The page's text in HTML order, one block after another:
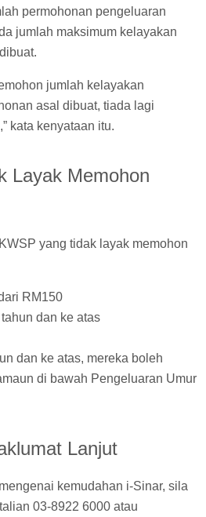
permohonan pengeluaran
jumlah maksimum kelayakan
jumlah kelayakan
asal dibuat, tiada lagi
kata kenyataan itu.
Layak Memohon
yang tidak layak memohon
RM150
dan ke atas
dan ke atas, mereka boleh
di bawah Pengeluaran Umur
Lanjut
kemudahan i-Sinar, sila
03-8922 6000 atau